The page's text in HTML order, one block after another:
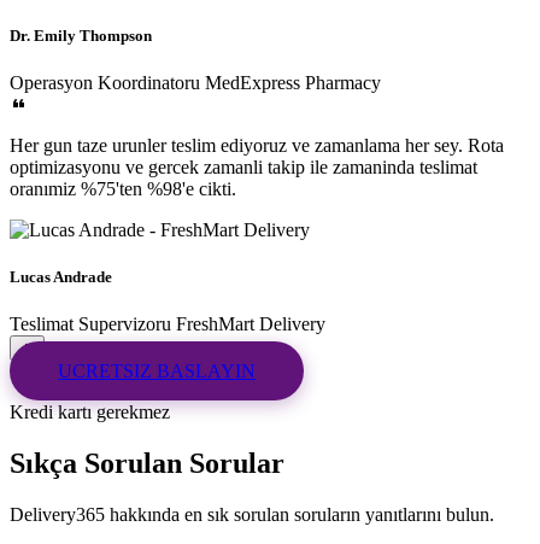
Dr. Emily Thompson
Operasyon Koordinatoru MedExpress Pharmacy
Her gun taze urunler teslim ediyoruz ve zamanlama her sey. Rota
optimizasyonu ve gercek zamanli takip ile zamaninda teslimat
oranımiz %75'ten %98'e cikti.
Lucas Andrade
Teslimat Supervizoru FreshMart Delivery
UCRETSIZ BASLAYIN
Kredi kartı gerekmez
Sıkça Sorulan Sorular
Delivery365 hakkında en sık sorulan soruların yanıtlarını bulun.